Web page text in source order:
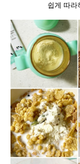
쉽게 따라